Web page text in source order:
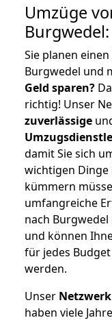
Umzüge
Sie planen
Burgwedel und
Geld sparen?
richtig! Unser
zuverlässige
damit Sie sich
wichtigen Dinge
kümmern
umfangreiche
nach
und können
für jedes
werden.
Unser Netzwerk
haben viele